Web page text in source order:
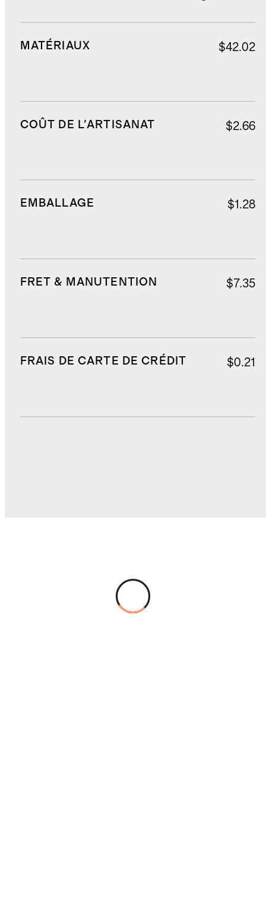
MATÉRIAUX $42.02
COÛT DE L'ARTISANAT $2.66
EMBALLAGE $1.28
FRET & MANUTENTION $7.35
FRAIS DE CARTE DE CRÉDIT $0.21